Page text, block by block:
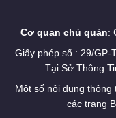
Cơ quan chủ quản:
Giấy phép số : 29/GP-
Tại Sở Thông
Một số nội dung
các trang